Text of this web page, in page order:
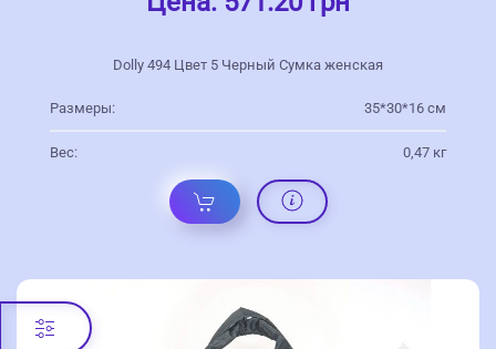
Dolly 494 Цвет 5 Черный Сумка женская
Размеры: 35*30*16 см
Вес: 0,47 кг